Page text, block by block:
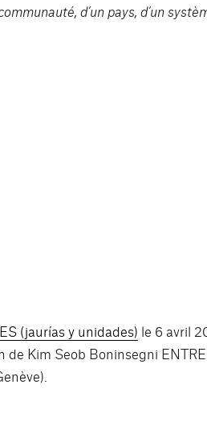
d’un pays, d’un
(jaurías y unidades) le 6 avril
de Kim Seob Boninsegni